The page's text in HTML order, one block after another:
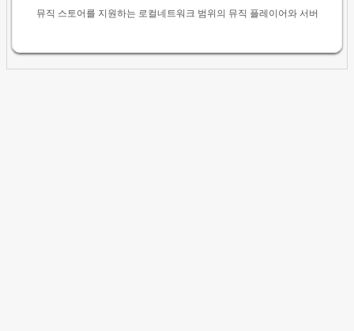
뮤직 스토어를 지원하는 로컬네트워크 범위의 뮤직 플레이어와 서버